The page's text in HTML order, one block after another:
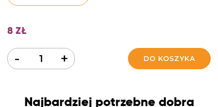
8 ZŁ
Ilość +
- DO KOSZYKA
Najbardziej potrzebne dobra